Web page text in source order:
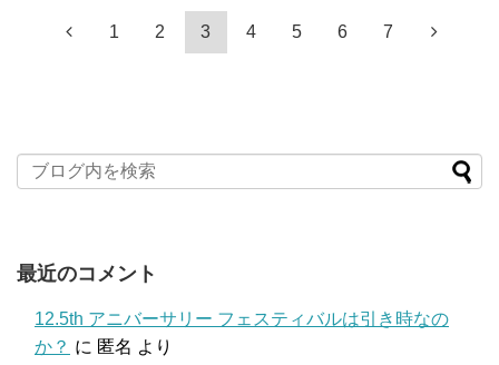
1 2 3 4 5 6 7
最近のコメント
12.5th アニバーサリー フェスティバルは引き時なの
か？ に 匿名 より